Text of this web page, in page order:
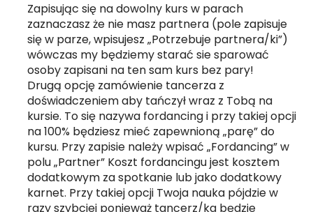
Zapisując się na dowolny kurs w parach
zaznaczasz że nie masz partnera (pole zapisuje
się w parze, wpisujesz „Potrzebuje partnera/ki”)
wówczas my będziemy starać sie sparować
osoby zapisani na ten sam kurs bez pary!
Drugą opcję zamówienie tancerza z
doświadczeniem aby tańczył wraz z Tobą na
kursie. To się nazywa fordancing i przy takiej opcji
na 100% będziesz mieć zapewnioną „parę” do
kursu. Przy zapisie należy wpisać „Fordancing” w
polu „Partner” Koszt fordancingu jest kosztem
dodatkowym za spotkanie lub jako dodatkowy
karnet. Przy takiej opcji Twoja nauka pójdzie w
razy szybciej ponieważ tancerz/ka będzie